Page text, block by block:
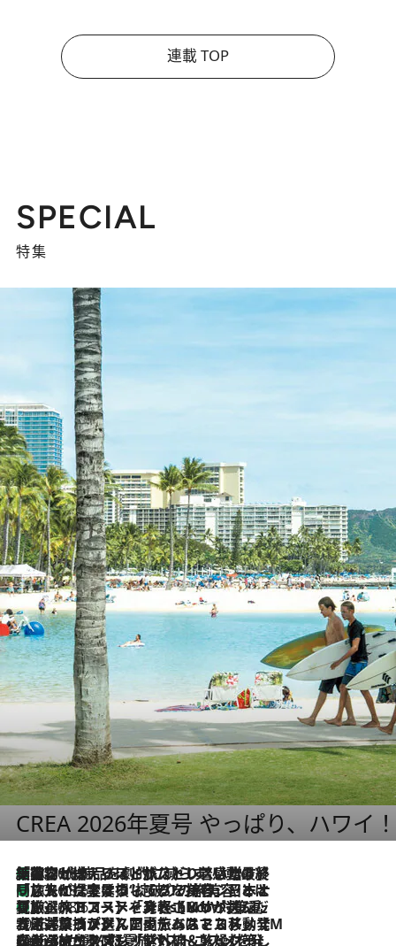
連載 TOP
SPECIAL
特集
CREA 2026年夏号 やっぱり、ハワイ
2026.8.6
「荷物が増えるほど旅ストレスは増す」美容ジャーナリストがたどり着いた最終結論。“化粧品を劇的に減らす”感動の凝縮美容とは
2026.8.6
「旅先には金髪ウィッグを持参」日本と同じメイクでは損してる!? 美容ジャーナリストが提案する“掟破りの旅美容”とは
2026.8.6
【厳選旅コスメ】「身軽さ＆UV対策重視！」ヘアアーティストshucoが選んだ夏旅ベストコスメを発表【Mサイズジップ】
2026.8.5
【厳選旅コスメ】国内をあちこち移動する河井菜摘が選んだ夏旅ベストコスメ発表！「リラックスアイテムはマスト」【Mサイズジップ】
2026.8.4
【厳選旅コスメ】「紫外線＆乾燥対策しながらメイク感も！」ヘア＆メイクGeorgeが選んだ夏旅ベストコスメを発表！【Mサイズジップ】